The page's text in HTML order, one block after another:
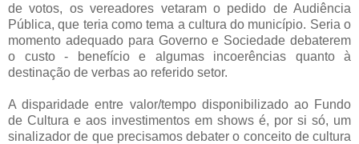
de votos, os vereadores vetaram o pedido de Audiência
Pública, que teria como tema a cultura do município. Seria o
momento adequado para Governo e Sociedade debaterem
o custo - benefício e algumas incoerências quanto à
destinação de verbas ao referido setor.
A disparidade entre valor/tempo disponibilizado ao Fundo
de Cultura e aos investimentos em shows é, por si só, um
sinalizador de que precisamos debater o conceito de cultura